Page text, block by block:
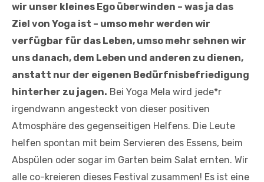
wir unser kleines Ego überwinden – was ja das
Ziel von Yoga ist – umso mehr werden wir
verfügbar für das Leben, umso mehr sehnen wir
uns danach, dem Leben und anderen zu dienen,
anstatt nur der eigenen Bedürfnisbefriedigung
hinterher zu jagen. Bei Yoga Mela wird jede*r
irgendwann angesteckt von dieser positiven
Atmosphäre des gegenseitigen Helfens. Die Leute
helfen spontan mit beim Servieren des Essens, beim
Abspülen oder sogar im Garten beim Salat ernten. Wir
alle co-kreieren dieses Festival zusammen! Es ist eine